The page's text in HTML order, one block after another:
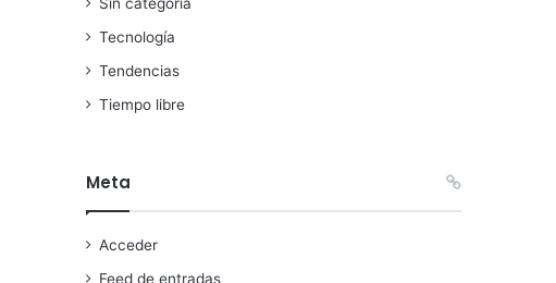
Tecnología
Tendencias
Tiempo libre
Meta
Acceder
Feed de entradas